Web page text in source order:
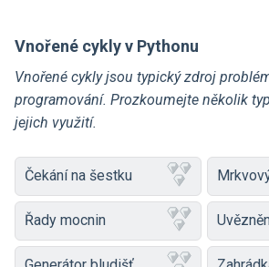
Vnořené cykly v Pythonu
Vnořené cykly jsou typický zdroj
programování. Prozkoumejte několik
jejich využití.
Čekání na šestku
Řady mocnin